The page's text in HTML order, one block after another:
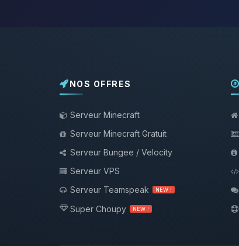
NOS OFFRES
Serveur Minecraft
Serveur Minecraft Gratuit
Serveur Bungee / Velocity
Serveur VPS
Serveur Teamspeak
NEW !
Super Choupy NEW !